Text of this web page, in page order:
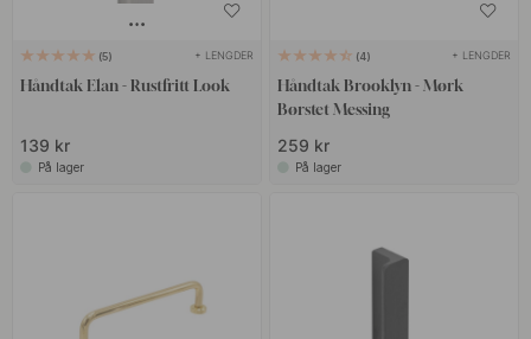
5 + LENGDER
Håndtak Elan - Rustfritt Look
139 kr
På lager
4 + LENGDER
Håndtak Brooklyn - Mørk
Børstet Messing
259 kr
På lager